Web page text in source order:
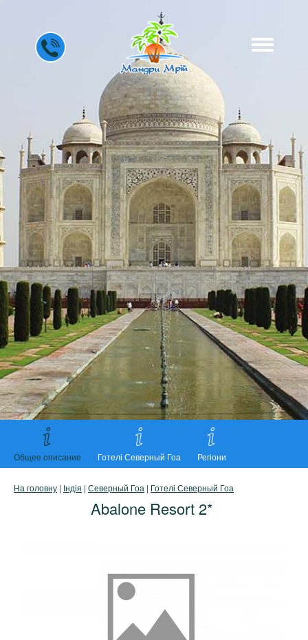
Общее описание Готелі Северный Гоа Регіони
На головну | Індія | Северный Гоа | Готелі Северный Гоа
Abalone Resort 2*